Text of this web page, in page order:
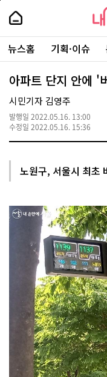
본
로
가
내
손
안
에
서
울
-
서
울
시
대
표
소
포
내
손
에
울
주
요
서
뉴스홈 기획·이슈
아파트 단지 안에 '
시민기자 김영주
발행일 2022.05.16. 13:00
수정일 2022.05.16. 15:36
노원구, 서울시 최초
페
상
단
로